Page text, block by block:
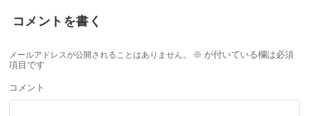
コメントを書く
メールアドレスが公開されることはありません。 ※ が付いている欄は必須
項目です
コメント